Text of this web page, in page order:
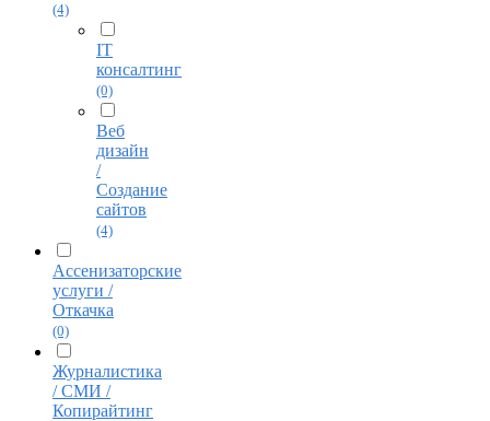
(4)
IT
консалтинг
(0)
Веб
дизайн
/
Создание
сайтов
(4)
Ассенизаторские
услуги /
Откачка
(0)
Журналистика
/ СМИ /
Копирайтинг